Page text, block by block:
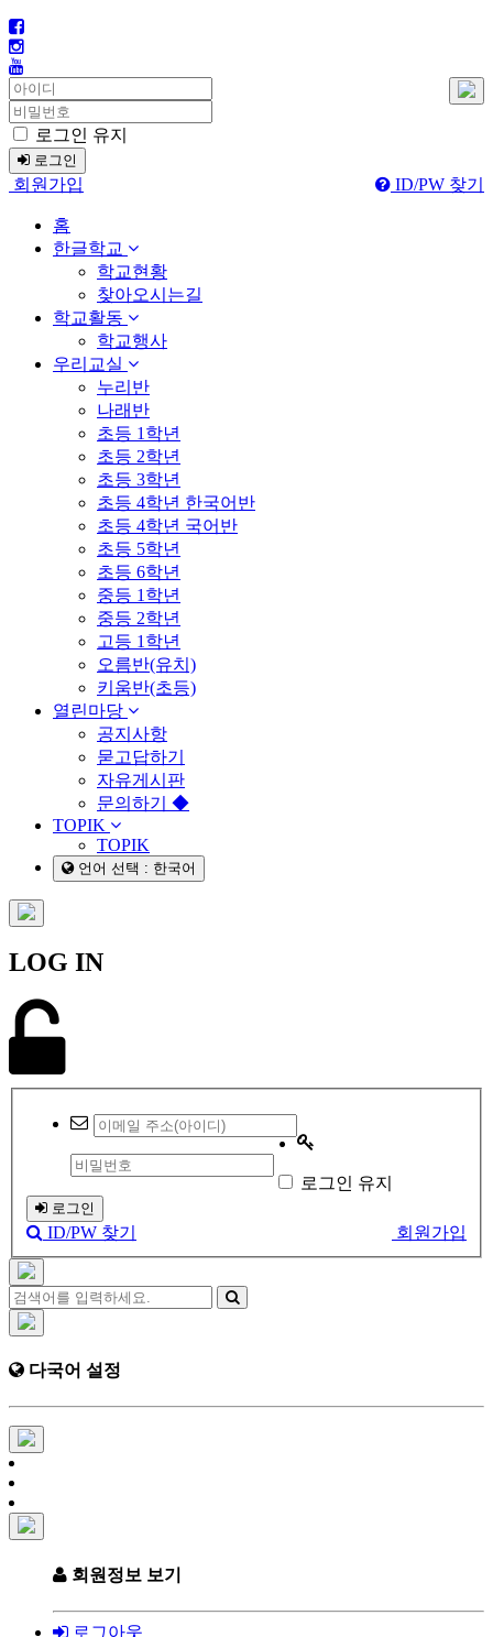
로그인 유지
로그인
회원가입 ID/PW 찾기
홈
한글학교
학교현황
찾아오시는길
학교활동
학교행사
우리교실
누리반
나래반
초등 1학년
초등 2학년
초등 3학년
초등 4학년 한국어반
초등 4학년 국어반
초등 5학년
초등 6학년
중등 1학년
중등 2학년
고등 1학년
오름반(유치)
키움반(초등)
열린마당
공지사항
묻고답하기
자유게시판
문의하기 ◆
TOPIK
TOPIK
언어 선택 : 한국어
LOG IN
로그인 유지
로그인
회원가입
ID/PW 찾기
다국어 설정
회원정보 보기
로그아웃